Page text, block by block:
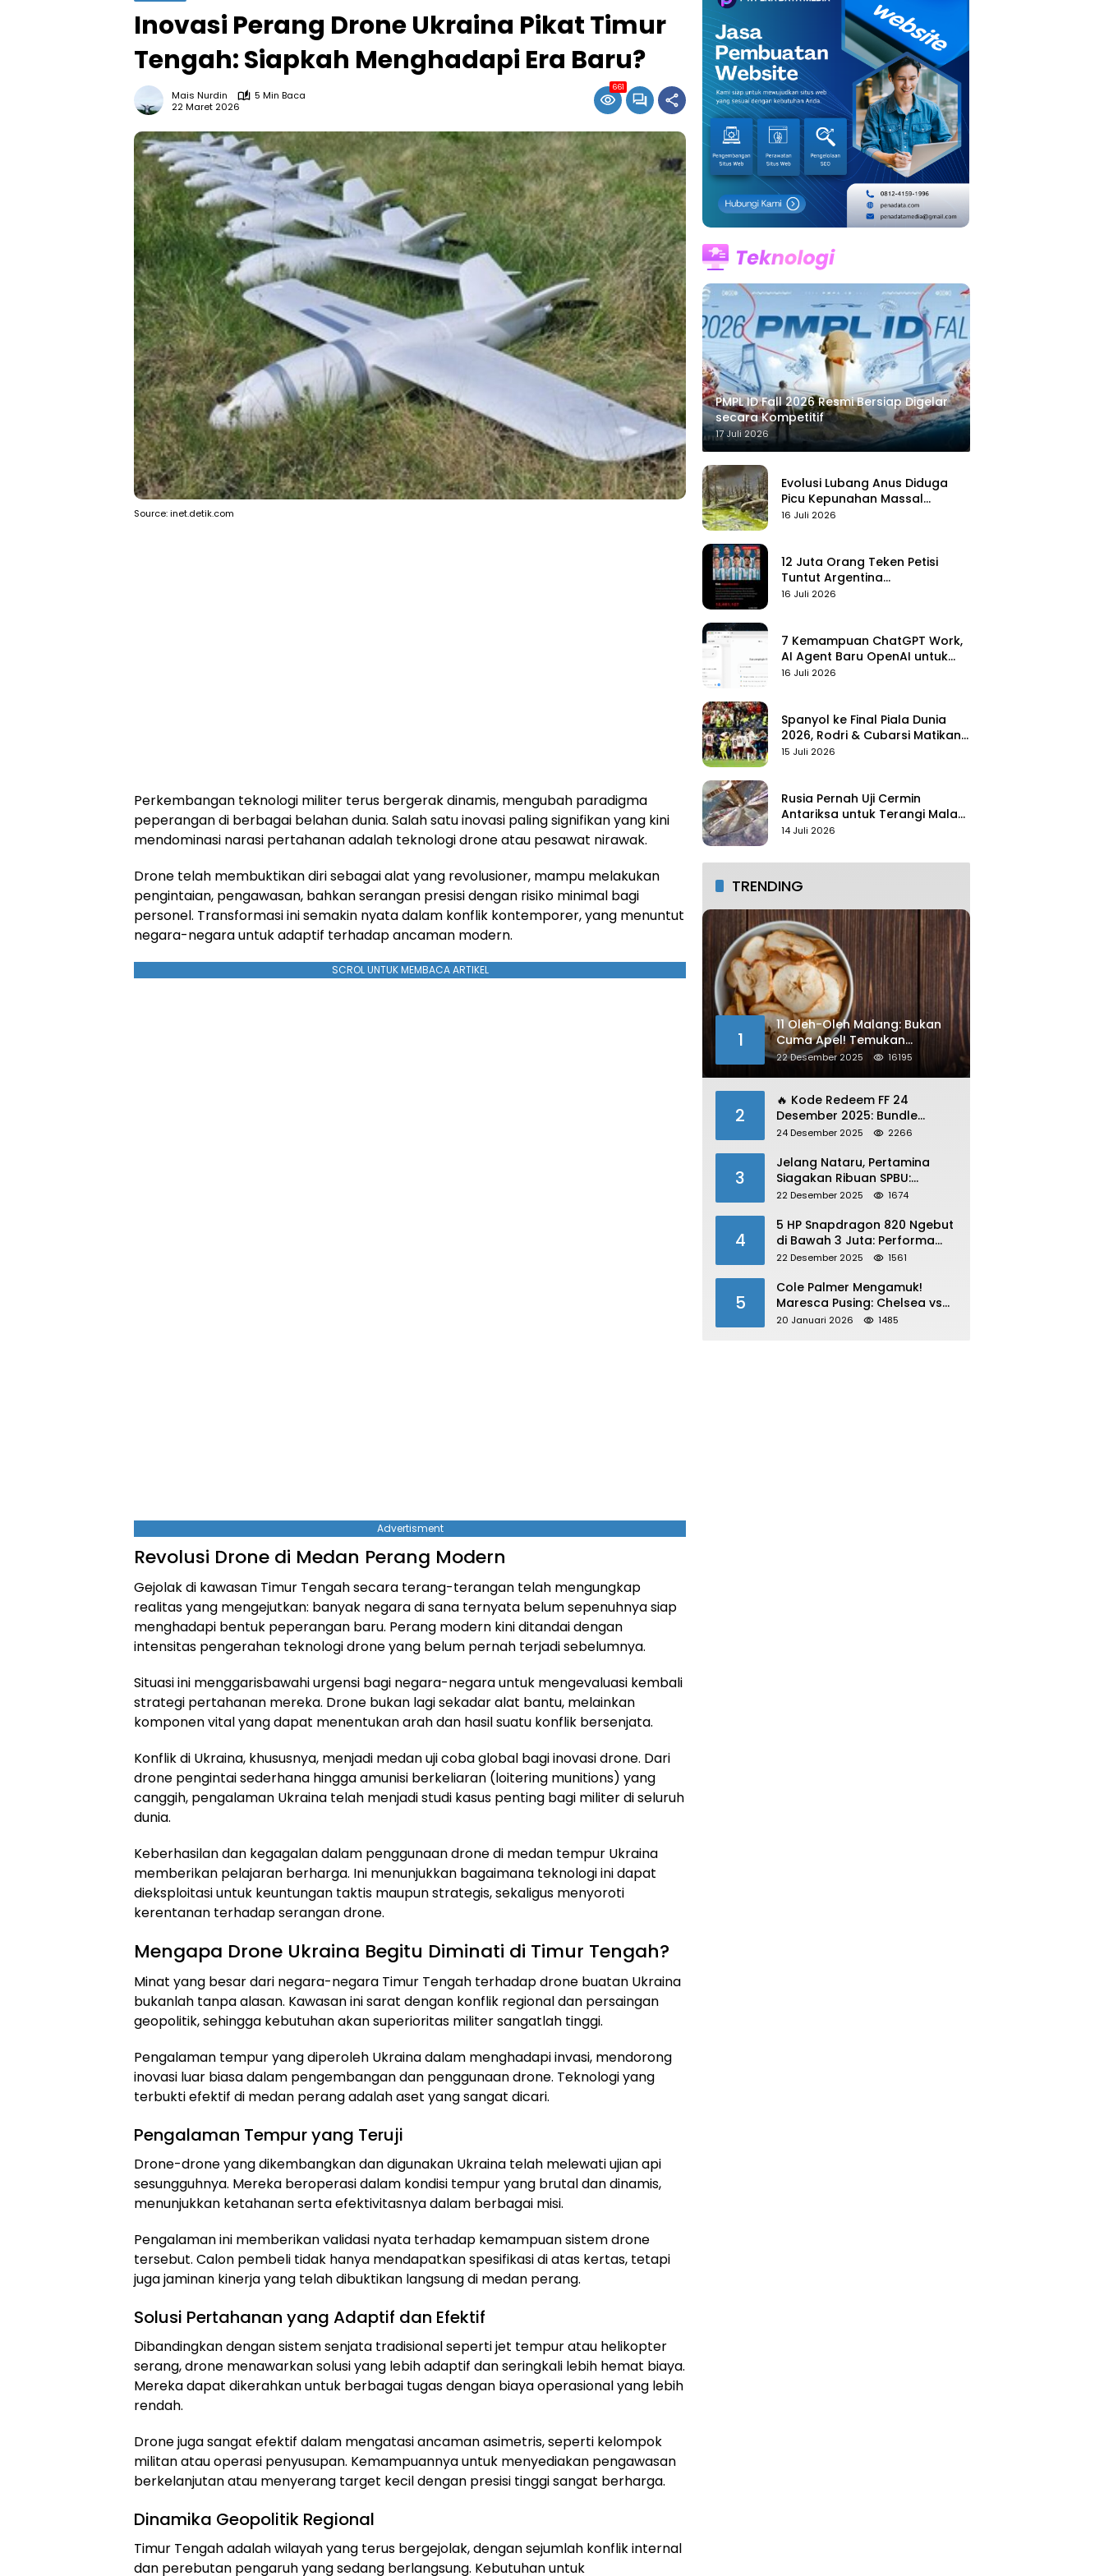
Inovasi Perang Drone Ukraina Pikat Timur
Tengah: Siapkah Menghadapi Era Baru?
Mais Nurdin
5 Min Baca
22 Maret 2026
661
Source: inet.detik.com
Perkembangan teknologi militer terus bergerak dinamis, mengubah paradigma
peperangan di berbagai belahan dunia. Salah satu inovasi paling signifikan yang kini
mendominasi narasi pertahanan adalah teknologi drone atau pesawat nirawak.
Drone telah membuktikan diri sebagai alat yang revolusioner, mampu melakukan
pengintaian, pengawasan, bahkan serangan presisi dengan risiko minimal bagi
personel. Transformasi ini semakin nyata dalam konflik kontemporer, yang menuntut
negara-negara untuk adaptif terhadap ancaman modern.
SCROL UNTUK MEMBACA ARTIKEL
Advertisment
Revolusi Drone di Medan Perang Modern
Gejolak di kawasan Timur Tengah secara terang-terangan telah mengungkap
realitas yang mengejutkan: banyak negara di sana ternyata belum sepenuhnya siap
menghadapi bentuk peperangan baru. Perang modern kini ditandai dengan
intensitas pengerahan teknologi drone yang belum pernah terjadi sebelumnya.
Situasi ini menggarisbawahi urgensi bagi negara-negara untuk mengevaluasi kembali
strategi pertahanan mereka. Drone bukan lagi sekadar alat bantu, melainkan
komponen vital yang dapat menentukan arah dan hasil suatu konflik bersenjata.
Konflik di Ukraina, khususnya, menjadi medan uji coba global bagi inovasi drone. Dari
drone pengintai sederhana hingga amunisi berkeliaran (loitering munitions) yang
canggih, pengalaman Ukraina telah menjadi studi kasus penting bagi militer di seluruh
dunia.
Keberhasilan dan kegagalan dalam penggunaan drone di medan tempur Ukraina
memberikan pelajaran berharga. Ini menunjukkan bagaimana teknologi ini dapat
dieksploitasi untuk keuntungan taktis maupun strategis, sekaligus menyoroti
kerentanan terhadap serangan drone.
Mengapa Drone Ukraina Begitu Diminati di Timur Tengah?
Minat yang besar dari negara-negara Timur Tengah terhadap drone buatan Ukraina
bukanlah tanpa alasan. Kawasan ini sarat dengan konflik regional dan persaingan
geopolitik, sehingga kebutuhan akan superioritas militer sangatlah tinggi.
Pengalaman tempur yang diperoleh Ukraina dalam menghadapi invasi, mendorong
inovasi luar biasa dalam pengembangan dan penggunaan drone. Teknologi yang
terbukti efektif di medan perang adalah aset yang sangat dicari.
Pengalaman Tempur yang Teruji
Drone-drone yang dikembangkan dan digunakan Ukraina telah melewati ujian api
sesungguhnya. Mereka beroperasi dalam kondisi tempur yang brutal dan dinamis,
menunjukkan ketahanan serta efektivitasnya dalam berbagai misi.
Pengalaman ini memberikan validasi nyata terhadap kemampuan sistem drone
tersebut. Calon pembeli tidak hanya mendapatkan spesifikasi di atas kertas, tetapi
juga jaminan kinerja yang telah dibuktikan langsung di medan perang.
Solusi Pertahanan yang Adaptif dan Efektif
Dibandingkan dengan sistem senjata tradisional seperti jet tempur atau helikopter
serang, drone menawarkan solusi yang lebih adaptif dan seringkali lebih hemat biaya.
Mereka dapat dikerahkan untuk berbagai tugas dengan biaya operasional yang lebih
rendah.
Drone juga sangat efektif dalam mengatasi ancaman asimetris, seperti kelompok
militan atau operasi penyusupan. Kemampuannya untuk menyediakan pengawasan
berkelanjutan atau menyerang target kecil dengan presisi tinggi sangat berharga.
Dinamika Geopolitik Regional
Timur Tengah adalah wilayah yang terus bergejolak, dengan sejumlah konflik internal
dan perebutan pengaruh yang sedang berlangsung. Kebutuhan untuk
PMPL ID Fall 2026 Resmi Bersiap Digelar
secara Kompetitif
17 Juli 2026
Evolusi Lubang Anus Diduga
Picu Kepunahan Massal
Pertama di Bumi
16 Juli 2026
12 Juta Orang Teken Petisi
Tuntut Argentina
Didiskualifikasi
16 Juli 2026
7 Kemampuan ChatGPT Work,
AI Agent Baru OpenAI untuk
Kelola Kerja
16 Juli 2026
Spanyol ke Final Piala Dunia
2026, Rodri & Cubarsi Matikan
Mbappe
15 Juli 2026
Rusia Pernah Uji Cermin
Antariksa untuk Terangi Malam
Tanpa Lampu
14 Juli 2026
TRENDING
1
11 Oleh-Oleh Malang: Bukan
Cuma Apel! Temukan
Kelezatan Unik yang Wajib
22 Desember 2025 16195
2
🔥 Kode Redeem FF 24
Desember 2025: Bundle
Winterlands & Skin Langka
24 Desember 2025 2266
3
Jelang Nataru, Pertamina
Siagakan Ribuan SPBU:
Antisipasi Lonjakan Konsumsi
22 Desember 2025 1674
4
5 HP Snapdragon 820 Ngebut
di Bawah 3 Juta: Performa
Gahar!
22 Desember 2025 1561
5
Cole Palmer Mengamuk!
Maresca Pusing: Chelsea vs
Bournemouth Jadi Sorotan
20 Januari 2026 1485